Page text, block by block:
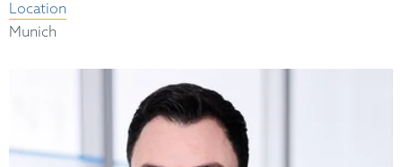
Location
Munich